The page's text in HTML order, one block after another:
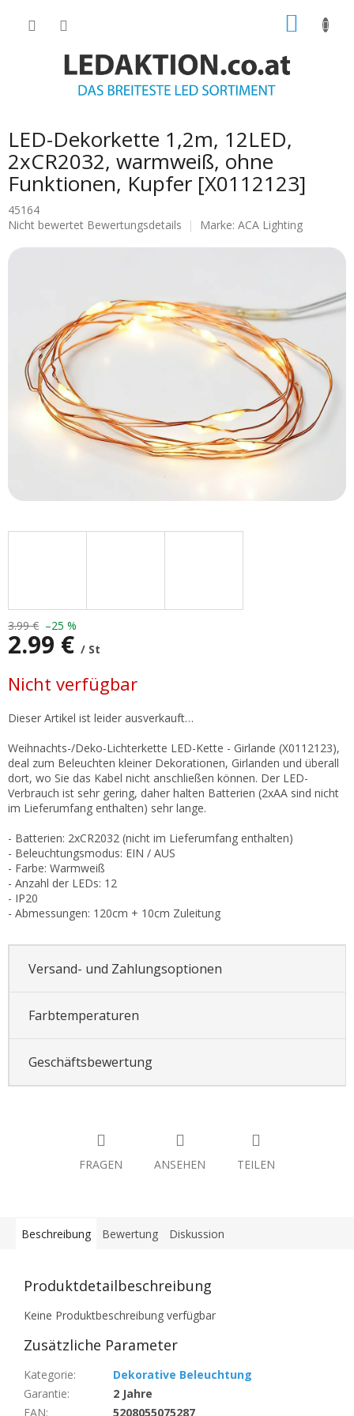
LED-Dekorkette 1,2m, 12LED,
2xCR2032, warmweiß, ohne
Funktionen, Kupfer [X0112123]
45164
Die
Produktbewertung
Nicht bewertet Bewertungsdetails Marke: ACA Lighting
3.99 € –25 %
2.99 € / St
Nicht verfügbar
Dieser Artikel ist leider ausverkauft…
Weihnachts-/Deko-Lichterkette LED-Kette - Girlande (X0112123),
deal zum Beleuchten kleiner Dekorationen, Girlanden und überall
dort, wo Sie das Kabel nicht anschließen können. Der LED-
Verbrauch ist sehr gering, daher halten Batterien (2xAA sind nicht
im Lieferumfang enthalten) sehr lange.
- Batterien: 2xCR2032 (nicht im Lieferumfang enthalten)
- Beleuchtungsmodus: EIN / AUS
- Farbe: Warmweiß
- Anzahl der LEDs: 12
- IP20
- Abmessungen: 120cm + 10cm Zuleitung
Versand- und Zahlungsoptionen
Farbtemperaturen
Geschäftsbewertung
FRAGEN ANSEHEN TEILEN
Beschreibung Bewertung Diskussion
Produktdetailbeschreibung
Keine Produktbeschreibung verfügbar
Zusätzliche Parameter
Kategorie:
Dekorative Beleuchtung
Garantie:
2 Jahre
EAN: 5208055075287